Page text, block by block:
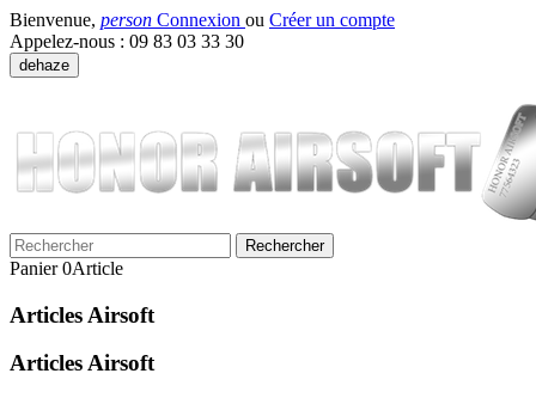
Bienvenue, person Connexion ou Créer un compte
Appelez-nous : 09 83 03 33 30
dehaze
Rechercher
Panier 0Article
Articles Airsoft
Articles Airsoft